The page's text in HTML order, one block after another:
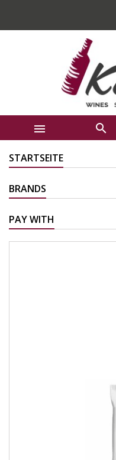
 
STARTSEITE
BRANDS
PAY WITH